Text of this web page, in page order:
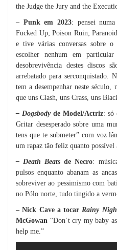
the Judge the Jury and the
– Punk em 2023: pensei
Fucked Up; Poison Ruin;
e tive várias conversas sobre o
escolher nenhum em
desobrevivência destes discos
arrebatado para
tem a desempenhar neste século,
que uns Clash, uns Crass, uns
– Dogsbodyde Model/Actriz: só
Gritar desesperado sobre uma
tens que te submeter” com voz
um rapaz tão feliz quanto possível
– Death Beats de Necro:
pulsos enquanto abanam as
sobreviver ao pessimismo com
no Pólo norte, tudo tingido a
– Nick Cave a tocar Rainy
McGowan “Don´t cry my baby
help me.”